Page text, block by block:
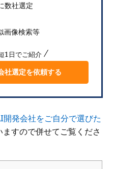
数社選定
画像検索等
1日でご紹介
社選定を依頼する
発会社をご自分で選びた
すので併せてご覧くださ